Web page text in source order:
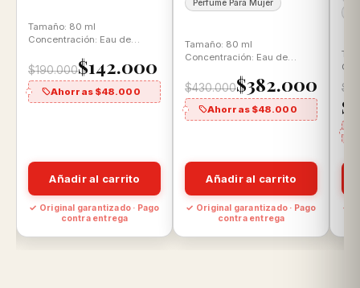
Tamaño: 80 ml
Concentración: Eau de
Gourmand
$190.000$142.000
Ahorras $48.000
Añadir al carrito
✓ Original garantizado · Pago
contra entrega
Perfume Para Mujer
Tamaño: 80 ml
Concentración: Eau de
$430.000$382.000
Ahorras $48.000
Añadir al carrito
✓ Original garantizado · Pago
contra entrega
✓